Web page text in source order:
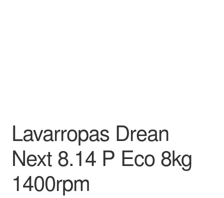
Lavarropas Drean
Next 8.14 P Eco 8kg
1400rpm